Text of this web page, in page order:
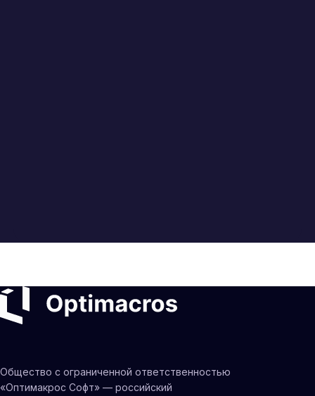
Общество с ограниченной ответственностью
«Оптимакрос Софт» — российский